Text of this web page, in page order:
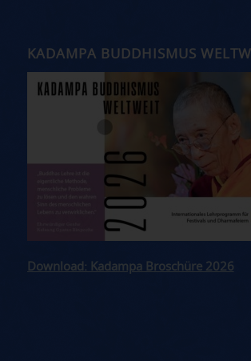
KADAMPA BUDDHISMUS
Download: Kadampa Broschüre 2026